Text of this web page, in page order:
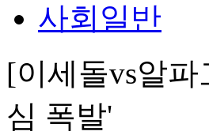
사회일반
[이세돌vs알파
심 폭발'